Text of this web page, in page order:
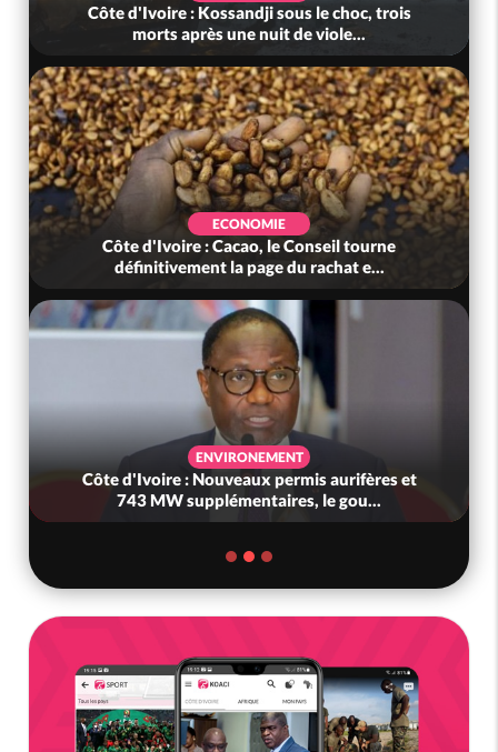
Côte d'Ivoire : Kossandji sous le choc, trois
morts après une nuit de viole...
ECONOMIE
Côte d'Ivoire : Cacao, le Conseil tourne
définitivement la page du rachat e...
ENVIRONEMENT
Côte d'Ivoire : Nouveaux permis aurifères et
743 MW supplémentaires, le gou...